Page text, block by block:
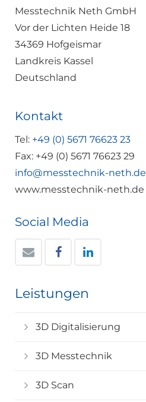
Messtechnik Neth GmbH
Vor der Lichten Heide 18
34369 Hofgeismar
Landkreis Kassel
Deutschland
Kontakt
Tel: +49 (0) 5671 76623 23
Fax: +49 (0) 5671 76623 29
info@messtechnik-neth.de
www.messtechnik-neth.de
Social Media
Leistungen
3D Digitalisierung
3D Messtechnik
3D Scan